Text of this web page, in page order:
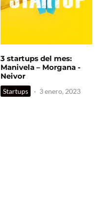
3 startups del mes:
Manivela – Morgana -
Neivor
Startups · 3 enero, 2023